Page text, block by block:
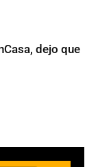
dejo que